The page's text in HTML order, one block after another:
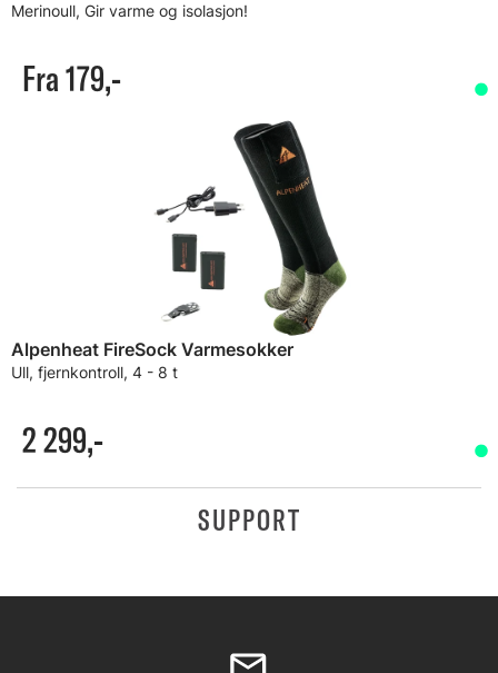
Merinoull, Gir varme og isolasjon!
Fra 179,-
Alpenheat FireSock Varmesokker
Ull, fjernkontroll, 4 - 8 t
2 299,-
SUPPORT